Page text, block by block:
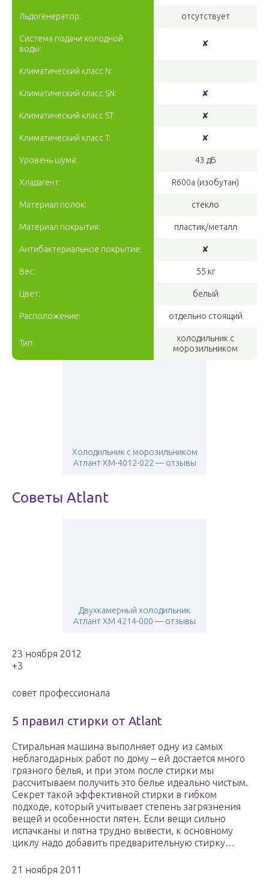
Льдогенератор: отсутствует
Система подачи холодной
воды:
✘
Климатический класс N:
Климатический класс SN: ✘
Климатический класс ST: ✘
Климатический класс T: ✘
Уровень шума: 43 дБ
Хладагент: R600a (изобутан)
Материал полок: стекло
Материал покрытия: пластик/металл
Антибактериальное покрытие: ✘
Вес: 55 кг
Цвет: белый
Расположение: отдельно стоящий
Тип:
холодильник с
морозильником
Холодильник с морозильником
Атлант XM-4012-022 — отзывы
Советы Atlant
Двухкамерный холодильник
Атлант ХМ 4214-000 — отзывы
23 ноября 2012
+3
совет профессионала
5 правил стирки от Atlant
Стиральная машина выполняет одну из самых
неблагодарных работ по дому – ей достается много
грязного белья, и при этом после стирки мы
рассчитываем получить это белье идеально чистым.
Секрет такой эффективной стирки в гибком
подходе, который учитывает степень загрязнения
вещей и особенности пятен. Если вещи сильно
испачканы и пятна трудно вывести, к основному
циклу надо добавить предварительную стирку…
21 ноября 2011